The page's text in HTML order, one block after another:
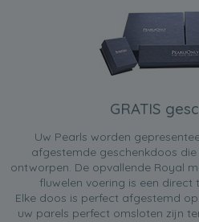
GRATIS
Uw Pearls worden
afgestemde geschenkdoos
ontworpen. De opvallende Royal
fluwelen voering is een direct
Elke doos is perfect afgestemd
uw parels perfect omsloten zijn